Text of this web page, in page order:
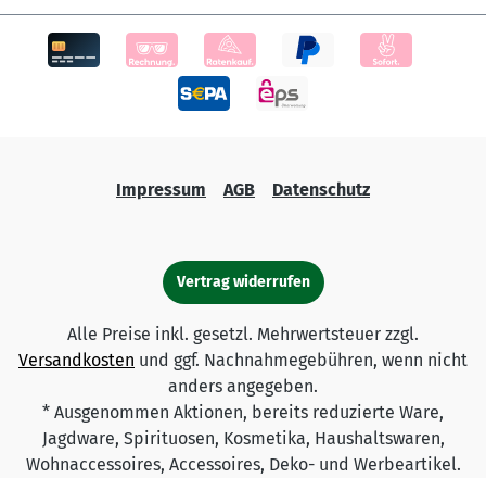
Impressum AGB Datenschutz
Vertrag widerrufen
Alle Preise inkl. gesetzl. Mehrwertsteuer zzgl.
Versandkosten und ggf. Nachnahmegebühren, wenn nicht
anders angegeben.
* Ausgenommen Aktionen, bereits reduzierte Ware,
Jagdware, Spirituosen, Kosmetika, Haushaltswaren,
Wohnaccessoires, Accessoires, Deko- und Werbeartikel.